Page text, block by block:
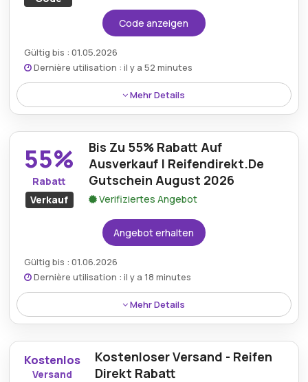
Code anzeigen
Gültig bis : 01.05.2026
Dernière utilisation : il y a 52 minutes
Mehr Details
Genießen Sie 15% Rabatt auf ausgewählte Artikel mit
einem Reifen Direkt Rabattcode und sparen Sie bei
Reifen, Autozubehör und Fahrzeugprodukten online.
55%
Rabatt
Verkauf
Bis Zu 55% Rabatt Auf
Ausverkauf | Reifendirekt.De
Gutschein August 2026
Verifiziertes Angebot
Angebot erhalten
Gültig bis : 01.06.2026
Dernière utilisation : il y a 18 minutes
Mehr Details
Käufer können bis zu 55% auf ausgewählte
Sonderangebote sparen, wenn sie den
Reifendirekt.de Gutschein für Onlinekäufe
verwenden.
Kostenlos
Versand
Kostenloser Versand - Reifen
Direkt Rabatt